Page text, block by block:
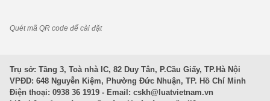
Quét mã QR code để cài đặt
Trụ sở: Tầng 3, Toà nhà IC, 82 Duy Tân, P.Cầu Giấy, TP.Hà Nội
VPĐD: 648 Nguyễn Kiệm, Phường Đức Nhuận, TP. Hồ Chí Minh
Điện thoại: 0938 36 1919 - Email: cskh@luatvietnam.vn